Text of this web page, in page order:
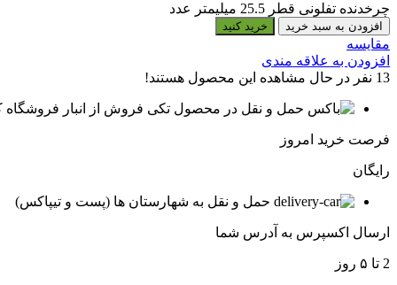
چرخدنده تفلونی قطر 25.5 میلیمتر عدد
افزودن به سبد خرید خرید کنید
مقایسه
افزودن به علاقه مندی
13 نفر در حال مشاهده این محصول هستند!
فروش از انبار فروشگاه
فرصت خرید امروز
رایگان
حمل و نقل به شهارستان ها (پست و تیپاکس)
ارسال اکسپرس به آدرس شما
2 تا ۵ روز